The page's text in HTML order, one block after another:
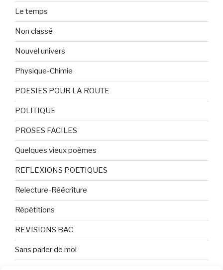
Le temps
Non classé
Nouvel univers
Physique-Chimie
POESIES POUR LA ROUTE
POLITIQUE
PROSES FACILES
Quelques vieux poèmes
REFLEXIONS POETIQUES
Relecture-Réécriture
Répétitions
REVISIONS BAC
Sans parler de moi